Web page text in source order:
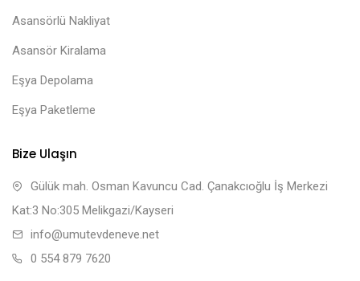
Asansörlü Nakliyat
Asansör Kiralama
Eşya Depolama
Eşya Paketleme
Bize Ulaşın
Gülük mah. Osman Kavuncu Cad. Çanakcıoğlu İş Merkezi
Kat:3 No:305 Melikgazi/Kayseri
info@umutevdeneve.net
0 554 879 7620